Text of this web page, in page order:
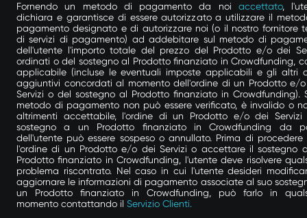
Fornendo un metodo di pagamento da noi accettato,
dichiara e garantisce di essere autorizzato a utilizzare il
pagamento designato e di autorizzare noi (o il nostro fornitore
di servizi di pagamento) ad addebitare sul metodo di
dell'utente l'importo totale del prezzo del Prodotto e/o dei
ordinati o del sostegno al Prodotto finanziato in Crowdfunding,
applicabile (incluse le eventuali imposte applicabili e gli altri
aggiuntivi concordati al momento dell'ordine di un Prodotto e/
Servizi o del sostegno al Prodotto finanziato in Crowdfunding).
metodo di pagamento non può essere verificato, è invalido o
altrimenti accettabile, l'ordine di un Prodotto e/o dei
sostegno a un Prodotto finanziato in Crowdfunding da
dell'utente può essere sospeso o annullato. Prima di procedere
l'ordine di un Prodotto e/o dei Servizi o accettare il sostegno
Prodotto finanziato in Crowdfunding, l'utente deve risolvere
problema riscontrato. Nel caso in cui l'utente desideri
aggiornare le informazioni di pagamento associate al suo
un Prodotto finanziato in Crowdfunding, può farlo in
momento contattando il Servizio Clienti.